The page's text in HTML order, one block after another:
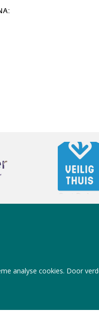
analyse cookies. Door